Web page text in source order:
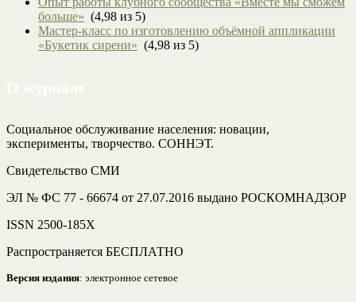
больше» (4,98 из 5)
Мастер-класс по изготовлению объёмной аппликации
«Букетик сирени» (4,98 из 5)
Социальное обслуживание населения: новации,
эксперименты, творчество. СОННЭТ.
Свидетельство СМИ
ЭЛ № ФС 77 - 66674 от 27.07.2016 выдано РОСКОМНАДЗОР
ISSN 2500-185Х
Распространяется БЕСПЛАТНО
Версия издания: электронное сетевое